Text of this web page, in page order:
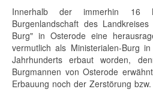
Innerhalb der immerhin 16
Burgenlandschaft des
Burg" in Osterode eine
vermutlich als Ministerialen-Burg
Jahrhunderts erbaut worden,
Burgmannen von Osterode
Erbauung noch der Zerstörung